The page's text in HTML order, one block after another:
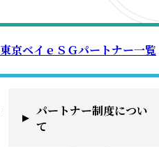
東京ベイｅＳＧパートナー一覧
パートナー制度につい
て